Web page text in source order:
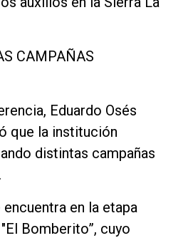
CAMPAÑAS
Eduardo Osés
que la institución
distintas campañas
en la etapa
Bomberito”, cuyo